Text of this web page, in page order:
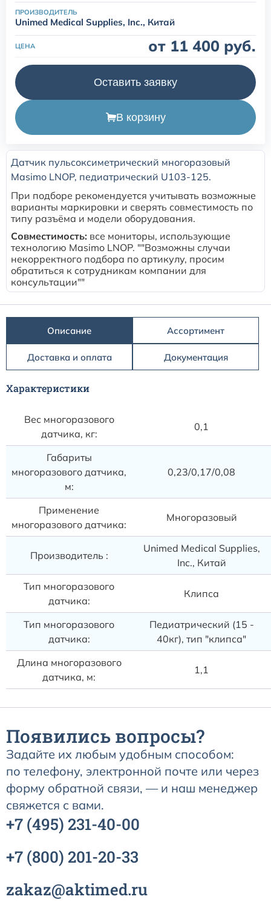
ПРОИЗВОДИТЕЛЬ
Unimed Medical Supplies, Inc., Китай
ЦЕНА от 11 400 руб.
Оставить заявку
В корзину
Датчик пульсоксиметрический многоразовый
Masimo LNOP, педиатрический U103-125.
При подборе рекомендуется учитывать возможные
варианты маркировки и сверять совместимость по
типу разъёма и модели оборудования.
Совместимость: все мониторы, использующие
технологию Masimo LNOP. ""Возможны случаи
некорректного подбора по артикулу, просим
обратиться к сотрудникам компании для
консультации""
Описание Ассортимент
Доставка и оплата Документация
Характеристики
Вес многоразового
датчика, кг:
0,1
Габариты
многоразового датчика,
м:
0,23/0,17/0,08
Применение
многоразового датчика:
Многоразовый
Производитель :
Unimed Medical Supplies,
Inc., Китай
Тип многоразового
датчика:
Клипса
Тип многоразового
датчика:
Педиатрический (15 -
40кг), тип "клипса"
Длина многоразового
датчика, м:
1,1
Появились вопросы?
Задайте их любым удобным способом:
по телефону, электронной почте или через
форму обратной связи, — и наш менеджер
свяжется с вами.
+7 (495) 231-40-00
+7 (800) 201-20-33
zakaz@aktimed.ru
Расходные материалы для транскутанного монитора
Расходные материалы к аппарату Авента-М
Расходные материалы к аппаратам ИВЛ Hamilton
Расходные материалы к аппаратам ИВЛ Drager
Расходные материалы к аппаратам Comen
Расходные материалы для ИВЛ Puritan Bennett
Расходные материалы к аппаратам Philips